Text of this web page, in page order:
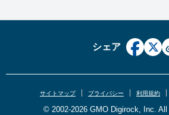
シェア
サイトマップ プライバシー 利用規約
© 2002-2026 GMO Digirock, Inc.